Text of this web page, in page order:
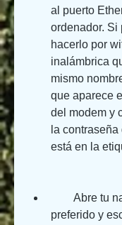
al puerto
ordenador. Si
hacerlo por
inalámbrica
mismo
que aparece
del modem y
la
está en la
preferido y